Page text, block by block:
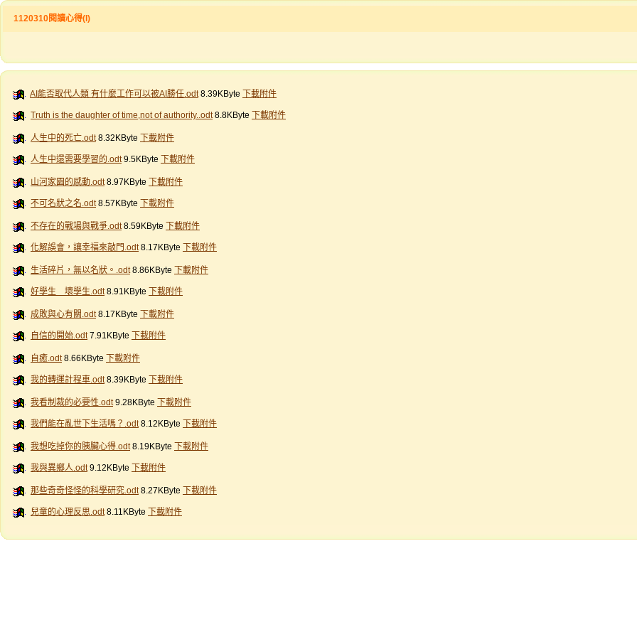
1120310閱讀心得(I)
AI能否取代人類 有什麼工作可以被AI勝任.odt 8.39KByte 下載附件
Truth is the daughter of time,not of authority..odt 8.8KByte 下載附件
人生中的死亡.odt 8.32KByte 下載附件
人生中還需要學習的.odt 9.5KByte 下載附件
山河家園的感動.odt 8.97KByte 下載附件
不可名狀之名.odt 8.57KByte 下載附件
不存在的戰場與戰爭.odt 8.59KByte 下載附件
化解誤會，讓幸福來敲門.odt 8.17KByte 下載附件
生活碎片，無以名狀。.odt 8.86KByte 下載附件
好學生 壞學生.odt 8.91KByte 下載附件
成敗與心有關.odt 8.17KByte 下載附件
自信的開始.odt 7.91KByte 下載附件
自癒.odt 8.66KByte 下載附件
我的轉運計程車.odt 8.39KByte 下載附件
我看制裁的必要性.odt 9.28KByte 下載附件
我們能在亂世下生活嗎？.odt 8.12KByte 下載附件
我想吃掉你的胰臟心得.odt 8.19KByte 下載附件
我與異鄉人.odt 9.12KByte 下載附件
那些奇奇怪怪的科學研究.odt 8.27KByte 下載附件
兒童的心理反思.odt 8.11KByte 下載附件